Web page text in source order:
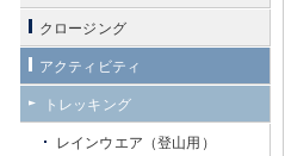
クロージング
アクティビティ
トレッキング
レインウエア（登山用）